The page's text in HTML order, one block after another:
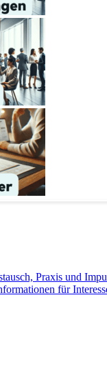
Praxis und
für